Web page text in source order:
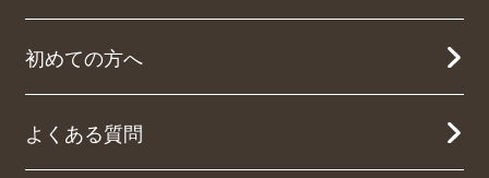
初めての方へ
よくある質問